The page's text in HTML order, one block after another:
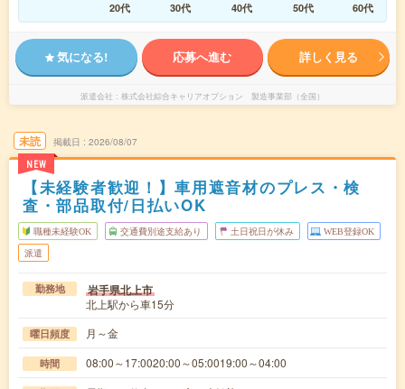
20代
30代 40代 50代 60代
気になる! 応募へ進む 詳しく見る
派遣会社 株式会社綜合キャリアオプション 製造事業部（全国）
未読
NEW
掲載日 2026/08/07
【未経験者歓迎！】車用遮音材のプレス・検
査・部品取付/日払いOK
職種未経験OK 交通費別途支給あり 土日祝日が休み WEB登録OK
派遣
勤務地 岩手県北上市
北上駅から車15分
曜日頻度 月～金
時間 08:00～17:0020:00～05:0019:00～04:00